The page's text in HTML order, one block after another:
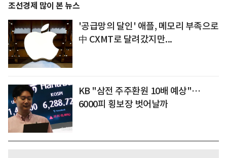
조선경제 많이 본 뉴스
'공급망의 달인' 애플, 메모리 부족으로
中 CXMT로 달려갔지만...
KB "삼전 주주환원 10배 예상"…
6000피 횡보장 벗어날까